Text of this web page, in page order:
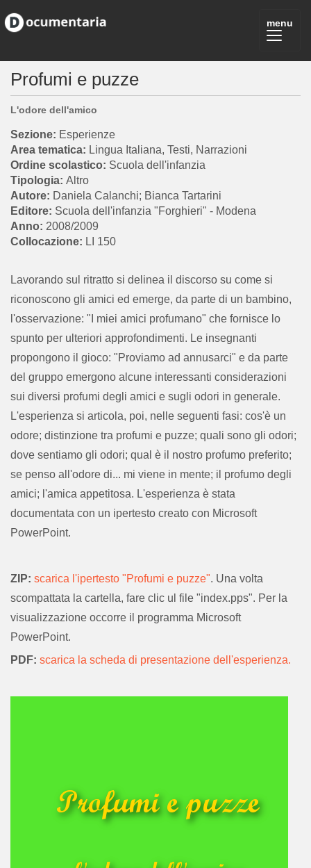
Profumi e puzze
L'odore dell'amico
Esperienze
Lingua Italiana, Testi, Narrazioni
Scuola dell'infanzia
Altro
Daniela Calanchi; Bianca Tartarini
Scuola dell'infanzia "Forghieri" - Modena
2008/2009
LI 150
Lavorando sul ritratto si delinea il discorso su come si
riconoscono gli amici ed emerge, da parte di un bambino,
l'osservazione: "I miei amici profumano" che fornisce lo
spunto per ulteriori approfondimenti. Le insegnanti
propongono il gioco: "Proviamo ad annusarci" e da parte
del gruppo emergono alcune interessanti considerazioni
sui diversi profumi degli amici e sugli odori in generale.
L'esperienza si articola, poi, nelle seguenti fasi: cos'è un
odore; distinzione tra profumi e puzze; quali sono gli odori;
dove sentiamo gli odori; qual è il nostro profumo preferito;
se penso all'odore di... mi viene in mente; il profumo degli
amici; l'amica appetitosa. L'esperienza è stata
documentata con un ipertesto creato con Microsoft
PowerPoint.
ZIP: scarica l'ipertesto "Profumi e puzze". Una volta
scompattata la cartella, fare clic ul file "index.pps". Per la
visualizzazione occorre il programma Microsoft
PowerPoint.
PDF: scarica la scheda di presentazione dell'esperienza.